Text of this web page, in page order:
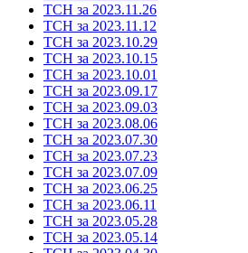
ТСН за 2023.11.26
ТСН за 2023.11.12
ТСН за 2023.10.29
ТСН за 2023.10.15
ТСН за 2023.10.01
ТСН за 2023.09.17
ТСН за 2023.09.03
ТСН за 2023.08.06
ТСН за 2023.07.30
ТСН за 2023.07.23
ТСН за 2023.07.09
ТСН за 2023.06.25
ТСН за 2023.06.11
ТСН за 2023.05.28
ТСН за 2023.05.14